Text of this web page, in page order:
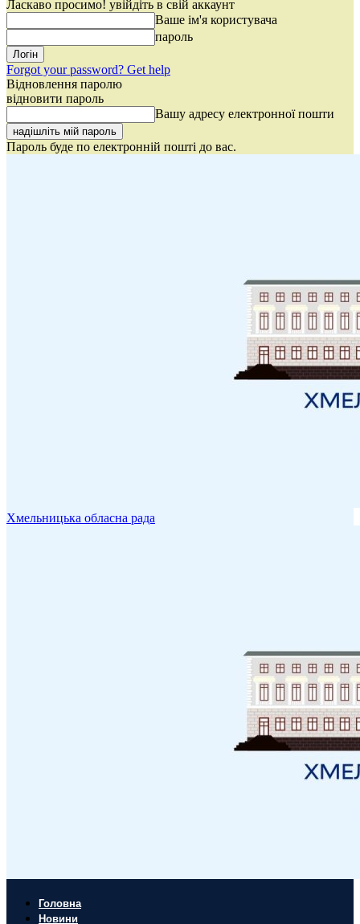
Ласкаво просимо! увійдіть в свій аккаунт
Ваше ім'я користувача
пароль
Forgot your password? Get help
Відновлення паролю
відновити пароль
Вашу адресу електронної пошти
Пароль буде по електронній пошті до вас.
Хмельницька обласна рада
Головна
Новини